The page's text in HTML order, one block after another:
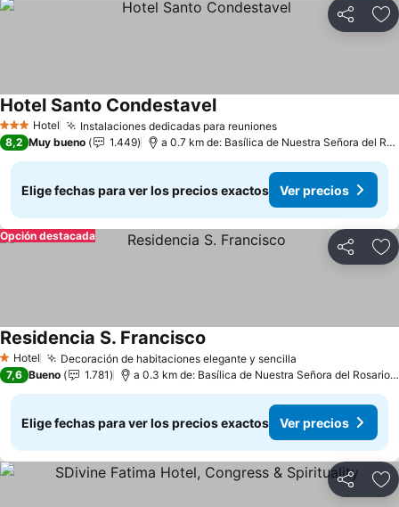
Compartir
3 Estrellas
Hotel Instalaciones dedicadas para reunionesVer precios
Hotel Santo CondestavelVer precios
8,2 Muy bueno 1.449 a 0.7 km de: Basílica de Nuestra Señora del
Elige fechas para ver los precios exactos Ver precios
Compartir
Opción destacada
1 Estrellas
Hotel Decoración de habitaciones elegante y sencilla
Residencia S. Francisco
7,6 Bueno 1.781 a 0.3 km de: Basílica de Nuestra Señora del Rosario
Elige fechas para ver los precios exactos Ver precios
Compartir